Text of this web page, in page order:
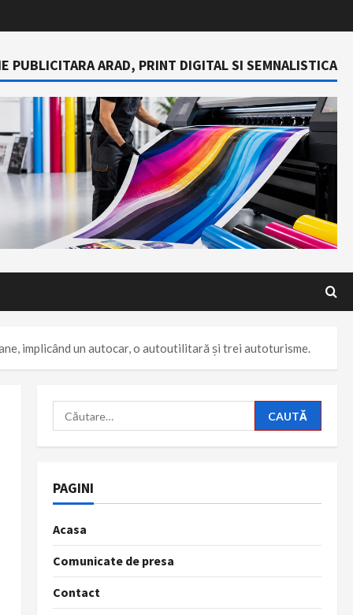
PUBLICITARA ARAD, PRINT DIGITAL SI SEMNALISTICA
implicând un autocar, o autoutilitară și trei autoturisme.
Caută
după:
PAGINI
Acasa
Comunicate de presa
Contact